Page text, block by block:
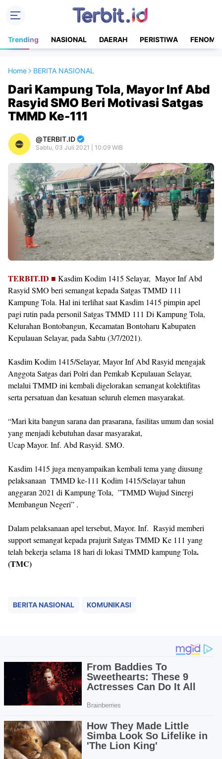
Trending NASIONAL DAERAH PERISTIWA
Home BERITA NASIONAL
Dari Kampung Tola, Mayor Inf Abd
Rasyid SMO Beri Motivasi Satgas
TMMD Ke-111
TERBIT.ID
Sabtu, 03 Juli 2021 | 10:09 WIB
TERBIT.ID ■ Kasdim Kodim 1415 Selayar, Mayor Inf Abd
Rasyid SMO beri semangat kepada Satgas TMMD 111
Kampung Tola. Hal ini terlihat saat Kasdim 1415 pimpin apel
pagi rutin pada personil Satgas TMMD 111 Di Kampung Tola,
Kelurahan Bontobangun, Kecamatan Bontoharu Kabupaten
Kepulauan Selayar, pada Sabtu (3/7/2021).
Kasdim Kodim 1415/Selayar, Mayor Inf Abd Rasyid mengajak
Anggota Satgas dari Polri dan Pemkab Kepulauan Selayar,
melalui TMMD ini kembali digelorakan semangat kolektifitas
serta persatuan dan kesatuan seluruh elemen masyarakat.
“Mari kita bangun sarana dan prasarana, fasilitas umum dan sosial
yang menjadi kebutuhan dasar masyarakat,
Ucap Mayor. Inf. Abd Rasyid. SMO.
Kasdim 1415 juga menyampaikan kembali tema yang diusung
pelaksanaan TMMD ke-111 Kodim 1415/Selayar tahun
anggaran 2021 di Kampung Tola, ”TMMD Wujud Sinergi
Membangun Negeri” .
Dalam pelaksanaan apel tersebut, Mayor. Inf. Rasyid memberi
support semangat kepada prajurit Satgas TMMD Ke 111 yang
telah bekerja selama 18 hari di lokasi TMMD kampung Tola.
(TMC)
BERITA NASIONAL KOMUNIKASI